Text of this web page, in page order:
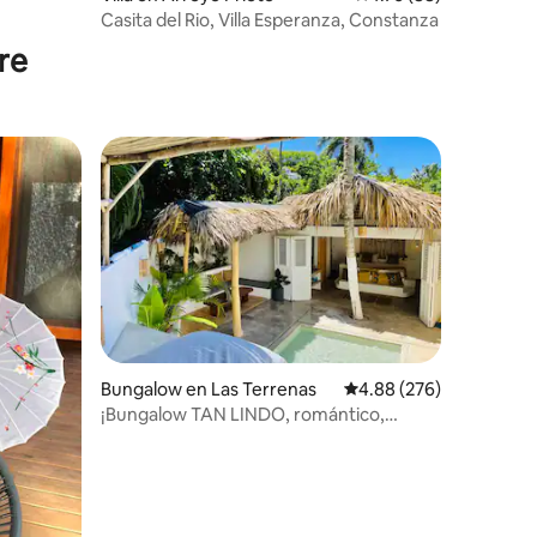
Casita del Rio, Villa Esperanza, Constanza
Bungalow en Las Terrenas Calificación promedio:
4.88 (276)
¡Bungalow TAN LINDO, romántico,